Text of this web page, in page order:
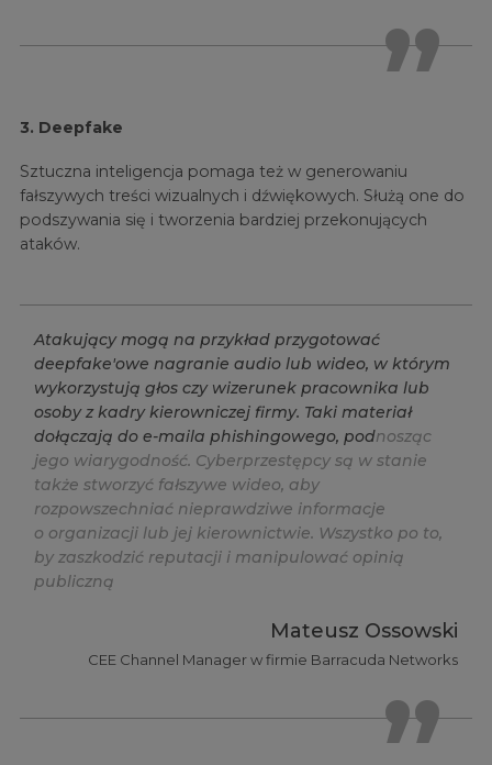
3. Deepfake
Sztuczna inteligencja pomaga też w generowaniu
fałszywych treści wizualnych i dźwiękowych. Służą one do
podszywania się i tworzenia bardziej przekonujących
ataków.
Atakujący mogą na przykład przygotować
deepfake'owe nagranie audio lub wideo, w którym
wykorzystują głos czy wizerunek pracownika lub
osoby z kadry kierowniczej frmy. Taki materiał
dołączają do e-maila phishingowego, podnosząc
jego wiarygodność. Cyberprzestępcy są w stanie
także stworzyć fałszywe wideo, aby
rozpowszechniać nieprawdziwe informacje
o organizacji lub jej kierownictwie. Wszystko po to,
by zaszkodzić reputacji i manipulować opinią
publiczną
Mateusz Ossowski
CEE Channel Manager w firmie Barracuda Networks